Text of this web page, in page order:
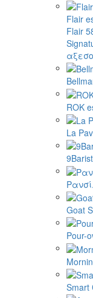
Flair
Flair
ROK
La
Goat
Pour-
Smart